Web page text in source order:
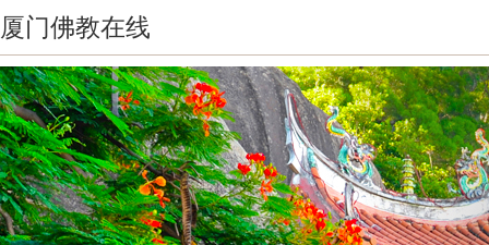
厦门佛教在线